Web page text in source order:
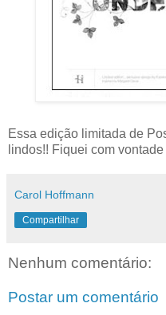
Essa edição limitada de
lindos!! Fiquei com
Carol Hoffmann
Compartilhar
Nenhum comentário:
Postar um comentário